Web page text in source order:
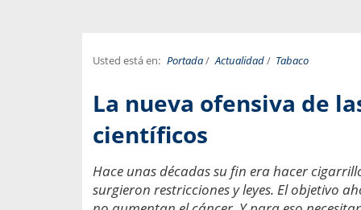
Usted está en: Portada/ Actualidad/ Tabaco
La nueva ofensiva de
científicos
Hace unas décadas su fin era hacer
surgieron restricciones y leyes. El objetivo
por incapacidad
Infectólogo y profesor
Usamos la palabra
una enfermedad